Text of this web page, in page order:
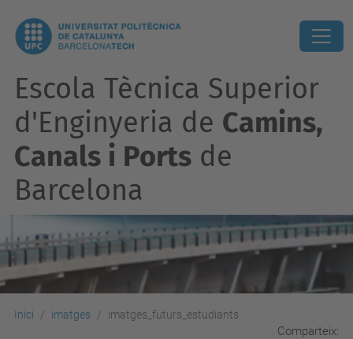
Escola Tècnica Superior
d'Enginyeria de Camins,
Canals i Ports de
Barcelona
Inici imatges imatges_futurs_estudiants
Comparteix: